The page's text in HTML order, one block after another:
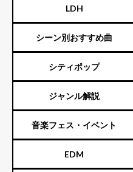
LDH
シーン別おすすめ曲
シティポップ
ジャンル解説
音楽フェス・イベント
EDM